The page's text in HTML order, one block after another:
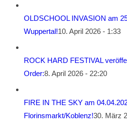
OLDSCHOOL INVASION am
Wuppertal!10. April 2026 - 1:33
ROCK HARD FESTIVAL
Order:8. April 2026 - 22:20
FIRE IN THE SKY am
Florinsmarkt/Koblenz!30. März